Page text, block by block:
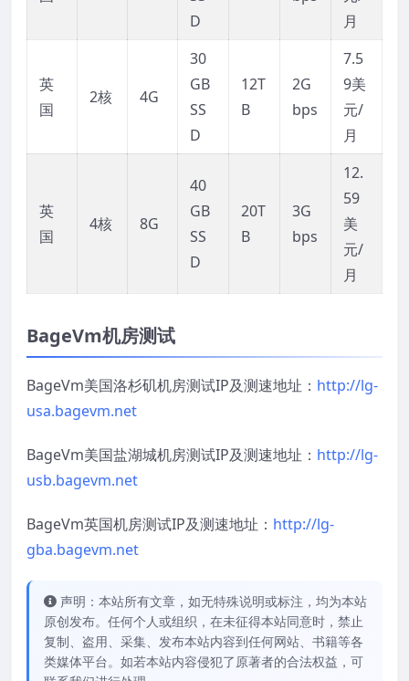
D
月
英
国
2核 4G
30
GB
SS
D
12T
B
2G
bps
7.5
9美
元/
月
英
国
4核 8G
40
GB
SS
D
20T
B
3G
bps
12.
59
美
元/
月
BageVm机房测试
BageVm美国洛杉矶机房测试IP及测速地址： http://lg-
usa.bagevm.net
BageVm美国盐湖城机房测试IP及测速地址： http://lg-
usb.bagevm.net
BageVm英国机房测试IP及测速地址： http://lg-
gba.bagevm.net
声明：本站所有文章，如无特殊说明或标注，均为本站
原创发布。任何个人或组织，在未征得本站同意时，禁止
复制、盗用、采集、发布本站内容到任何网站、书籍等各
类媒体平台。如若本站内容侵犯了原著者的合法权益，可